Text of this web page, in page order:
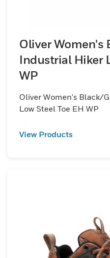
Oliver Women's
Industrial Hiker
WP
Oliver Women's Black/
Low Steel Toe EH WP
View Products